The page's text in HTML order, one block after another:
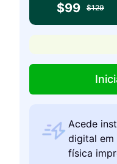
$99 $129
Acede
digital em
física